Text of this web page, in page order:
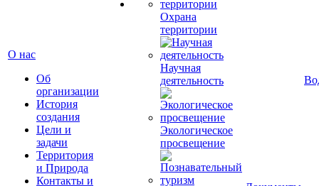
О нас
Об
организации
История
создания
Цели и
задачи
Территория
и Природа
Контакты и
Охрана
территории
Научная
деятельность
Экологическое
просвещение